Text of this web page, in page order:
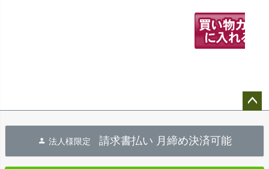
へ
法人様限定 請求書払い 月締め決済可能